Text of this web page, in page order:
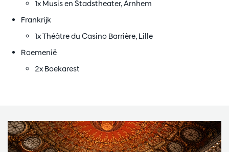
1x Musis en Stadstheater, Arnhem
Frankrijk
1x Théâtre du Casino Barrière, Lille
Roemenië
2x Boekarest